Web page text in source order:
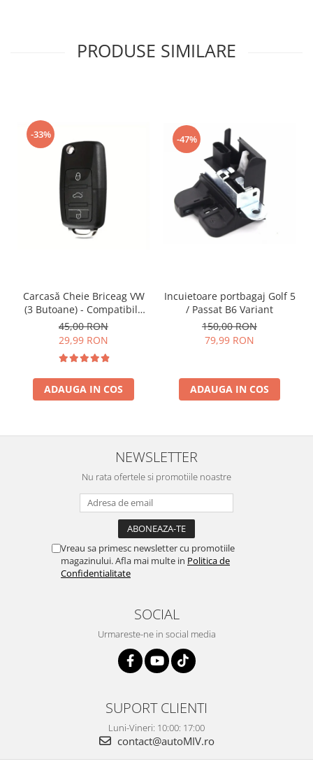
PRODUSE SIMILARE
-33%
Carcasă Cheie Briceag VW
(3 Butoane) - Compatibilă
Golf 5, Jetta, Touran etc
45,00 RON
29,99 RON
ADAUGA IN COS
-47%
Incuietoare portbagaj Golf 5
/ Passat B6 Variant
150,00 RON
79,99 RON
ADAUGA IN COS
NEWSLETTER
Nu rata ofertele si promotiile noastre
Vreau sa primesc newsletter cu promotiile
magazinului. Afla mai multe in Politica de
Confidentialitate
SOCIAL
Urmareste-ne in social media
SUPORT CLIENTI
Luni-Vineri: 10:00: 17:00
contact@autoMIV.ro